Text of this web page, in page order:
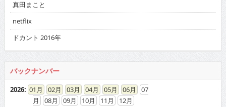
真田まこと
netflix
ドカント 2016年
バックナンバー
2026: 01 02 03 04 05 06
07
08
09 10 11
12